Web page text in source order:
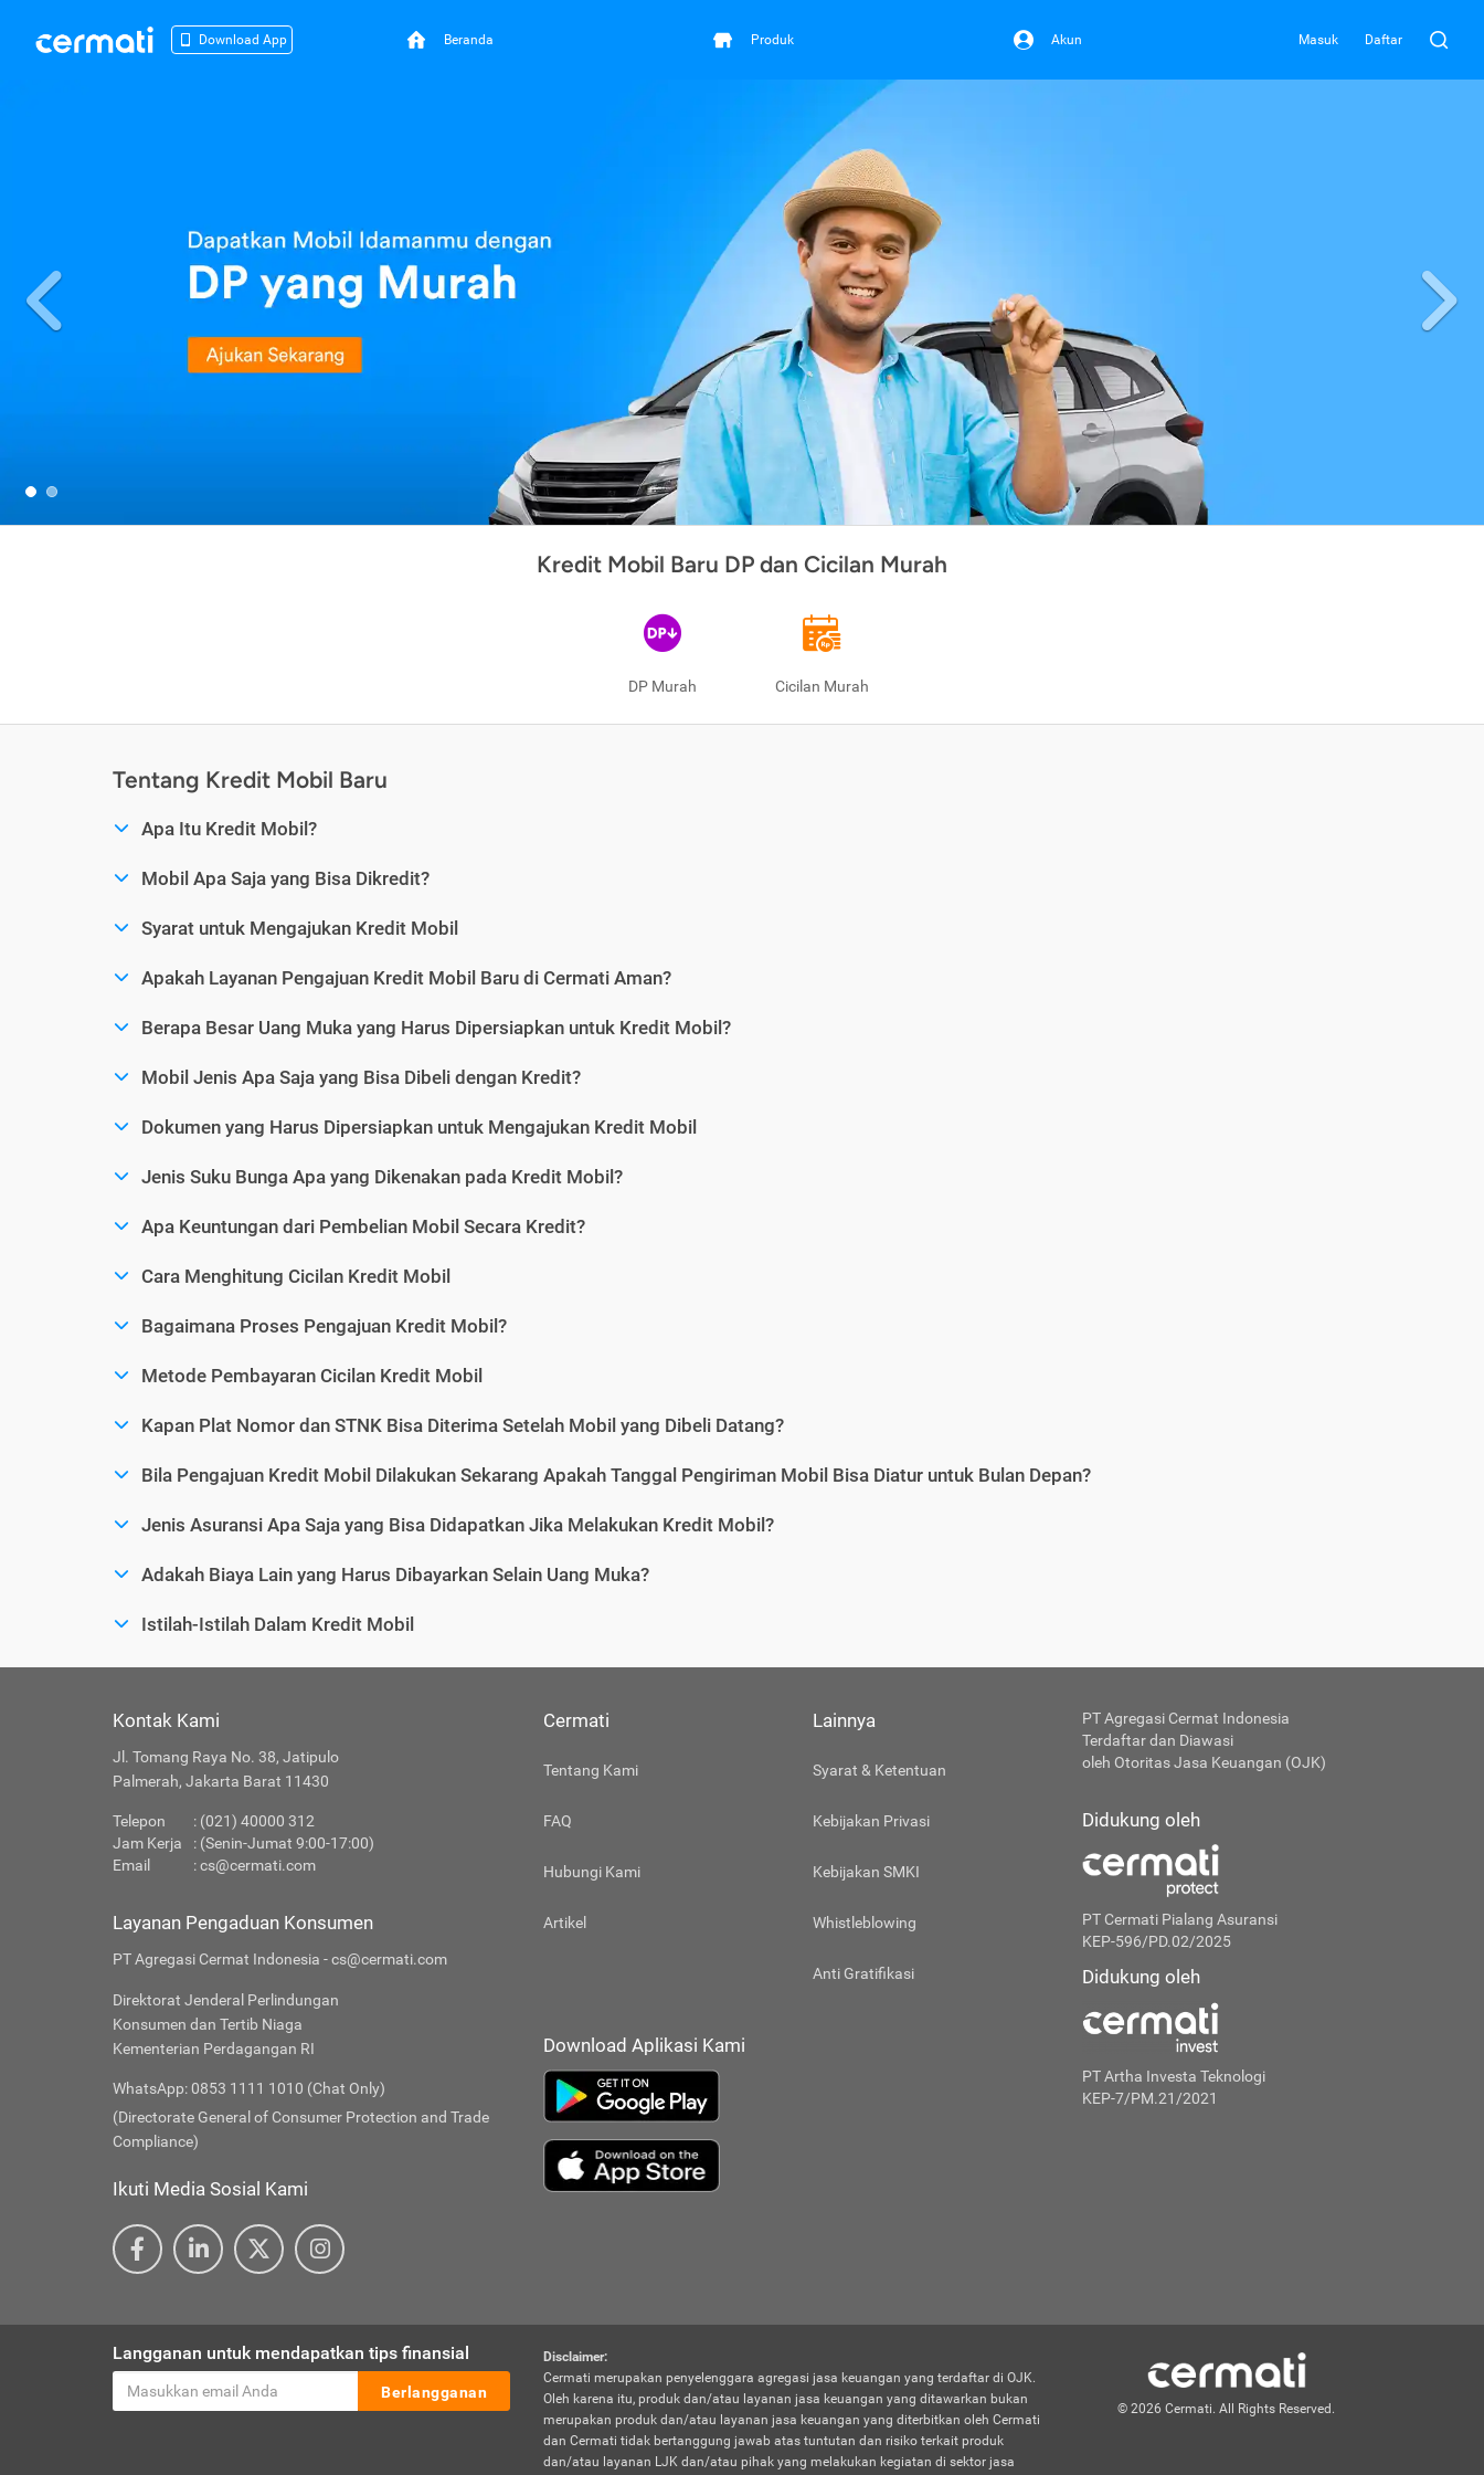
Download App Beranda Produk Akun Masuk Daftar
Previous
Kredit Mobil Baru DP dan Cicilan Murah
DP Murah Cicilan Murah
Tentang Kredit Mobil Baru
Apa Itu Kredit Mobil?
Mobil Apa Saja yang Bisa Dikredit?
Syarat untuk Mengajukan Kredit Mobil
Apakah Layanan Pengajuan Kredit Mobil Baru di Cermati Aman?
Berapa Besar Uang Muka yang Harus Dipersiapkan untuk Kredit Mobil?
Mobil Jenis Apa Saja yang Bisa Dibeli dengan Kredit?
Dokumen yang Harus Dipersiapkan untuk Mengajukan Kredit Mobil
Jenis Suku Bunga Apa yang Dikenakan pada Kredit Mobil?
Apa Keuntungan dari Pembelian Mobil Secara Kredit?
Cara Menghitung Cicilan Kredit Mobil
Bagaimana Proses Pengajuan Kredit Mobil?
Metode Pembayaran Cicilan Kredit Mobil
Kapan Plat Nomor dan STNK Bisa Diterima Setelah Mobil yang Dibeli Datang?
Bila Pengajuan Kredit Mobil Dilakukan Sekarang Apakah Tanggal Pengiriman Mobil Bisa Diatur untuk Bulan Depan?
Jenis Asuransi Apa Saja yang Bisa Didapatkan Jika Melakukan Kredit Mobil?
Adakah Biaya Lain yang Harus Dibayarkan Selain Uang Muka?
Istilah-Istilah Dalam Kredit Mobil
Kontak Kami
Jl. Tomang Raya No. 38, Jatipulo
Palmerah, Jakarta Barat 11430
Telepon
: (021) 40000 312
Jam Kerja
: (Senin-Jumat 9:00-17:00)
Email
:cs@cermati.com
Layanan Pengaduan Konsumen
PT Agregasi Cermat Indonesia - cs@cermati.com
Direktorat Jenderal Perlindungan
Konsumen dan Tertib Niaga
Kementerian Perdagangan RI
WhatsApp: 0853 1111 1010 (Chat Only)
(Directorate General of Consumer Protection and Trade
Compliance)
Ikuti Media Sosial Kami
Cermati
Tentang Kami
FAQ
Hubungi Kami
Artikel
Lainnya
Syarat & Ketentuan
Kebijakan Privasi
Kebijakan SMKI
Whistleblowing
Anti Gratifikasi
Download Aplikasi Kami
PT Agregasi Cermat Indonesia
Terdaftar dan Diawasi
oleh Otoritas Jasa Keuangan (OJK)
Didukung oleh
PT Cermati Pialang Asuransi
KEP-596/PD.02/2025
Didukung oleh
PT Artha Investa Teknologi
KEP-7/PM.21/2021
Langganan untuk mendapatkan tips finansial
Berlangganan
Disclaimer:
Cermati merupakan penyelenggara agregasi jasa keuangan yang terdaftar di OJK.
Oleh karena itu, produk dan/atau layanan jasa keuangan yang ditawarkan bukan
merupakan produk dan/atau layanan jasa keuangan yang diterbitkan oleh Cermati
dan Cermati tidak bertanggung jawab atas tuntutan dan risiko terkait produk
dan/atau layanan LJK dan/atau pihak yang melakukan kegiatan di sektor jasa
© 2026 Cermati. All Rights Reserved.